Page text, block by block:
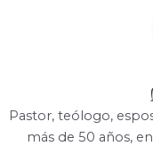
Pastor, teólogo,
más de 50 años,